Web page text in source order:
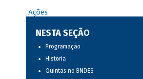
Ações
NESTA SEÇÃO
Programação
História
Quintas no BNDES